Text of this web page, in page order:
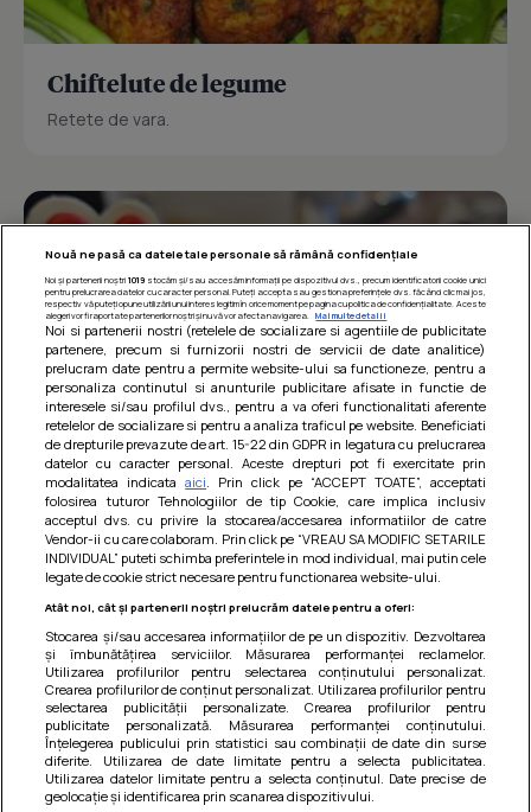
Chiftelute de legume
Retete de vara.
Barcute din vinete cu arpagic rosu
Un deliciu usor de preparat!
Nouă ne pasă ca datele tale personale să rămână confidențiale
Noi și partenerii noștri 1019stocăm și/sau accesăm informații pe dispozitivul dvs., precum identificatorii cookie unici
pentru prelucrarea datelor cu caracter personal. Puteți accepta sau gestiona preferințele dvs. făcând clic mai jos,
respectiv vă puteți opune utilizării unui interes legitim în orice moment pe pagina cu politica de confidențialitate. Aceste
alegeri vor fi raportate partenerilor noștri și nu vă vor afecta navigarea.
Mai multe detalii
Noi si partenerii nostri (retelele de socializare si agentiile de publicitate
partenere, precum si furnizorii nostri de servicii de date analitice)
prelucram date pentru a permite website-ului sa functioneze, pentru a
personaliza continutul si anunturile publicitare afisate in functie de
interesele si/sau profilul dvs., pentru a va oferi functionalitati aferente
retelelor de socializare si pentru a analiza traficul pe website. Beneficiati
de drepturile prevazute de art. 15-22 din GDPR in legatura cu prelucrarea
datelor cu caracter personal. Aceste drepturi pot fi exercitate prin
modalitatea indicataaici . Prin click pe “ACCEPT TOATE”, acceptati
folosirea tuturor Tehnologiilor de tip Cookie, care implica inclusiv
acceptul dvs. cu privire la stocarea/accesarea informatiilor de catre
Vendor-ii cu care colaboram. Prin click pe “VREAU SA MODIFIC SETARILE
INDIVIDUAL” puteti schimba preferintele in mod individual, mai putin cele
legate de cookie strict necesare pentru functionarea website-ului.
Atât noi, cât și partenerii noștri prelucrăm datele pentru a oferi:
Stocarea și/sau accesarea informațiilor de pe un dispozitiv. Dezvoltarea
și îmbunătățirea serviciilor. Măsurarea performanței reclamelor.
Utilizarea profilurilor pentru selectarea conținutului personalizat.
Crearea profilurilor de conținut personalizat. Utilizarea profilurilor pentru
selectarea publicității personalizate. Crearea profilurilor pentru
publicitate personalizată. Măsurarea performanței conținutului.
Înțelegerea publicului prin statistici sau combinații de date din surse
diferite. Utilizarea de date limitate pentru a selecta publicitatea.
Utilizarea datelor limitate pentru a selecta conținutul. Date precise de
geolocație și identificarea prin scanarea dispozitivului.